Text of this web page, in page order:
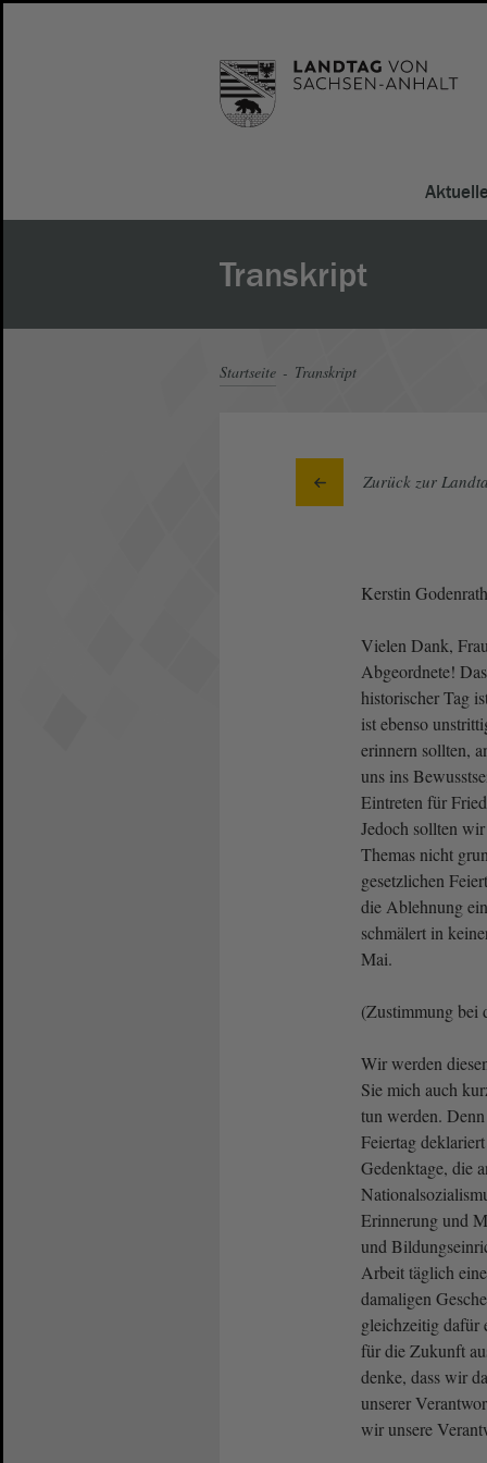
Transkript
Startseite Transkript
Zurück zur
Kerstin
Vielen Dank,
Abgeordnete!
historischer Tag
ist ebenso
erinnern sollten,
uns ins
Eintreten für
Jedoch sollten
Themas nicht
gesetzlichen
die Ablehnung
schmälert in
Mai.
(Zustimmung bei
Wir werden
Sie mich auch
tun werden.
Feiertag
Gedenktage, die
Erinnerung und
und
Arbeit täglich
damaligen
gleichzeitig dafür
für die Zukunft
denke, dass wir
unserer
wir unsere